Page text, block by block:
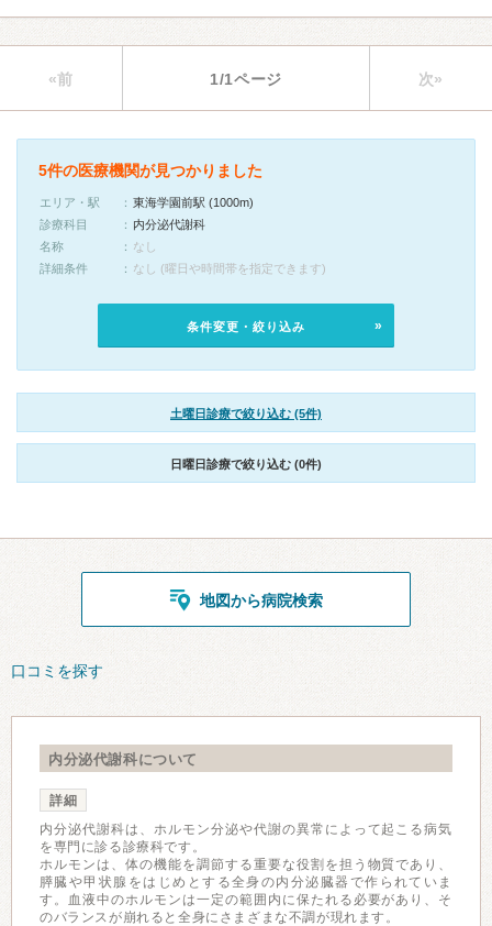
«前 1/1ページ 次»
5件の医療機関が見つかりました
エリア・駅
東海学園前駅 (1000m)
診療科目
内分泌代謝科
名称
なし
詳細条件
なし (曜日や時間帯を指定できます)
条件変更・絞り込み
土曜日診療で絞り込む (5件)
日曜日診療で絞り込む (0件)
地図から病院検索
口コミを探す
内分泌代謝科について
詳細
内分泌代謝科は、ホルモン分泌や代謝の異常によって起こる病気
を専門に診る診療科です。
ホルモンは、体の機能を調節する重要な役割を担う物質であり、
膵臓や甲状腺をはじめとする全身の内分泌臓器で作られていま
す。血液中のホルモンは一定の範囲内に保たれる必要があり、そ
のバランスが崩れると全身にさまざまな不調が現れます。